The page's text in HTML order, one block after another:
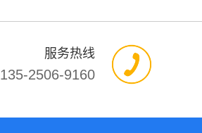
服务热线
135-2506-9160